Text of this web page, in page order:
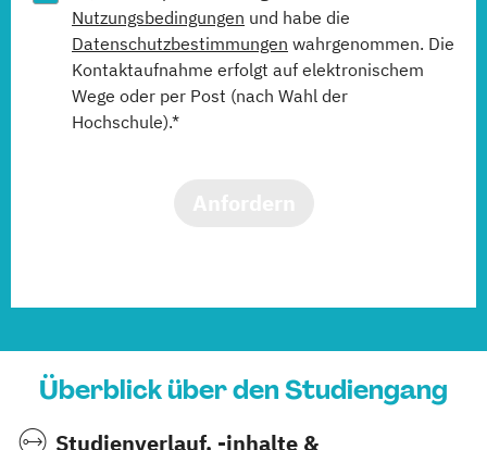
Nutzungsbedingungen und habe die
Datenschutzbestimmungen wahrgenommen. Die
Kontaktaufnahme erfolgt auf elektronischem
Wege oder per Post (nach Wahl der
Hochschule).*
Überblick über den Studiengang
Studienverlauf, -inhalte &